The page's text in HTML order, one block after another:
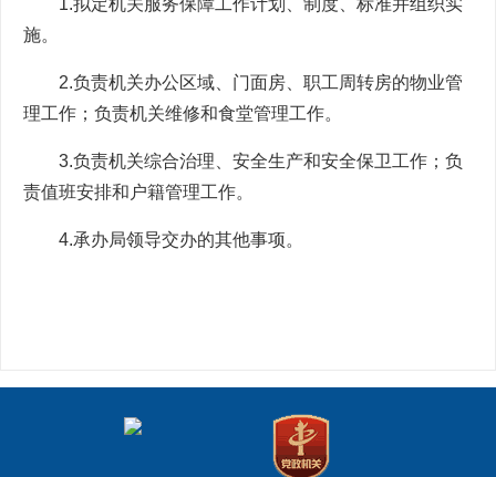
1.拟定机关服务保障工作计划、制度、标准并组织实
施。
2.负责机关办公区域、门面房、职工周转房的物业管
理工作；负责机关维修和食堂管理工作。
3.负责机关综合治理、安全生产和安全保卫工作；负
责值班安排和户籍管理工作。
4.承办局领导交办的其他事项。